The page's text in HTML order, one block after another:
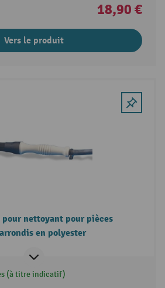
18,90 €
Vers le produit
pour nettoyant pour pièces
en polyester
(à titre indicatif)